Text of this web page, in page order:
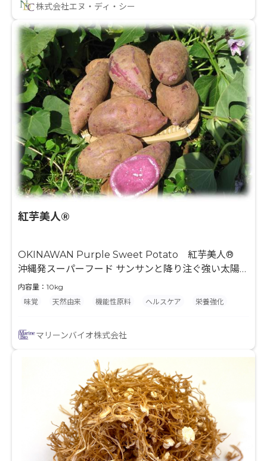
株式会社エヌ・ディ・シー
紅芋美人®
OKINAWAN Purple Sweet Potato 紅芋美人®
沖縄発スーパーフード サンサンと降り注ぐ強い太陽の
光を一身に浴びて育つ沖縄素材は、他の地域とは違う
独特の強い色、香り、それに由来する特徴的な成分を
して知られるポリフェノールなどのフィトケミカルで
物の健康を維持、増進する上でも欠かせない成分であ
るとして、県内でもさかんに研究が勧められていま
内容量：10kg
味覚
天然由来 機能性原料 ヘルスケア 栄養強化
マリーンバイオ株式会社